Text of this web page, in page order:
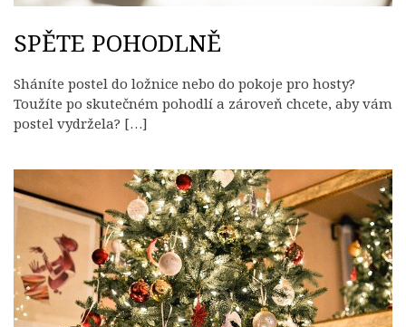
SPĚTE POHODLNĚ
Sháníte postel do ložnice nebo do pokoje pro hosty?
Toužíte po skutečném pohodlí a zároveň chcete, aby vám
postel vydržela? […]